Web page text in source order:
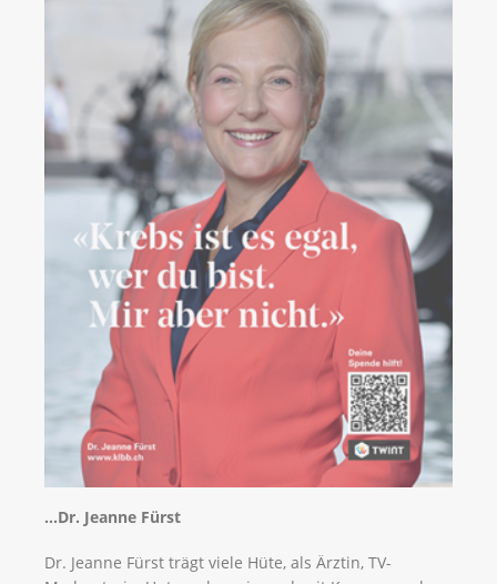
…Dr. Jeanne Fürst
Dr. Jeanne Fürst trägt viele Hüte, als Ärztin, TV-